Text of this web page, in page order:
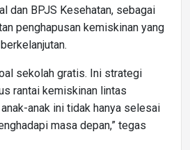
dan BPJS Kesehatan, sebagai
penghapusan kemiskinan yang
sekolah gratis. Ini strategi
rantai kemiskinan lintas
anak ini tidak hanya selesai
masa depan,” tegas